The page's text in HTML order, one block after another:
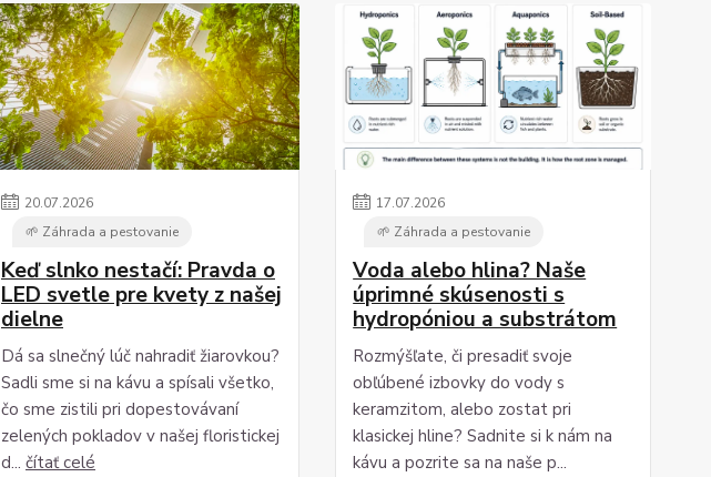
20.07.2026
🌱 Záhrada a pestovanie
Keď slnko nestačí: Pravda o
LED svetle pre kvety z našej
dielne
Dá sa slnečný lúč nahradiť žiarovkou?
Sadli sme si na kávu a spísali všetko,
čo sme zistili pri dopestovávaní
zelených pokladov v našej floristickej
d... čítať celé
17.07.2026
🌱 Záhrada a pestovanie
Voda alebo hlina? Naše
úprimné skúsenosti s
hydropóniou a substrátom
Rozmýšľate, či presadiť svoje
obľúbené izbovky do vody s
keramzitom, alebo zostat pri
klasickej hline? Sadnite si k nám na
kávu a pozrite sa na naše p...